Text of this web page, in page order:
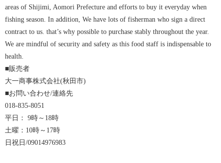
areas of Shijimi, Aomori Prefecture and efforts to buy it everyday when
fishing season. In addition, We have lots of fisherman who sign a direct
contract to us. that’s why possible to purchase stably throughout the year.
We are mindful of security and safety as this food staff is indispensable to
health.
■販売者
大一商事株式会社(秋田市)
■お問い合わせ/連絡先
018-835-8051
平日： 9時～18時
土曜：10時～17時
日祝日/09014976983